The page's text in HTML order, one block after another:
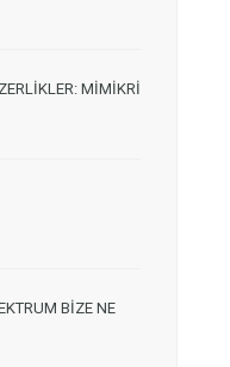
MİMİKRİ
BİZE NE